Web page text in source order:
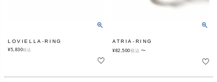
LOVIELLA-RING
¥5,830税込
ATRIA-RING
¥82,500税込 〜